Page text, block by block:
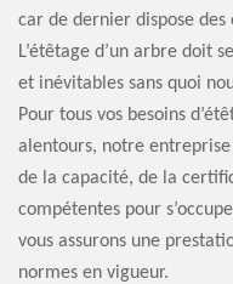
car de dernier dispose
L’étêtage d’un arbre doit
et inévitables sans quoi
Pour tous vos besoins
alentours, notre entreprise
de la capacité, de la
compétentes pour
vous assurons une
normes en vigueur.